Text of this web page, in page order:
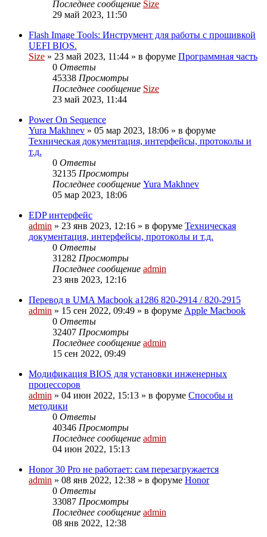
Последнее сообщение Size
29 май 2023, 11:50
Flash Image Tools: Инструмент для работы с прошивкой
UEFI BIOS.
Size » 23 май 2023, 11:44 » в форуме Программная часть
0 Ответы
45338 Просмотры
Последнее сообщение Size
23 май 2023, 11:44
Power On Sequence
Yura Makhnev » 05 мар 2023, 18:06 » в форуме
Техническая документация, интерфейсы, протоколы и
т.д.
0 Ответы
32135 Просмотры
Последнее сообщение Yura Makhnev
05 мар 2023, 18:06
EDP интерфейс
admin » 23 янв 2023, 12:16 » в форуме Техническая
документация, интерфейсы, протоколы и т.д.
0 Ответы
31282 Просмотры
Последнее сообщение admin
23 янв 2023, 12:16
Перевод в UMA Macbook a1286 820-2914 / 820-2915
admin » 15 сен 2022, 09:49 » в форуме Apple Macbook
0 Ответы
32407 Просмотры
Последнее сообщение admin
15 сен 2022, 09:49
Модификация BIOS для установки инженерных
процессоров
admin » 04 июн 2022, 15:13 » в форуме Способы и
методики
0 Ответы
40346 Просмотры
Последнее сообщение admin
04 июн 2022, 15:13
Honor 30 Pro не работает: сам перезагружается
admin » 08 янв 2022, 12:38 » в форуме Honor
0 Ответы
33087 Просмотры
Последнее сообщение admin
08 янв 2022, 12:38